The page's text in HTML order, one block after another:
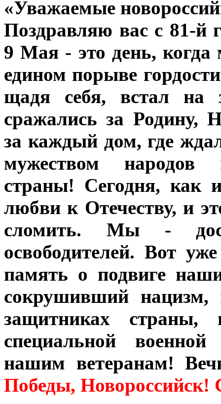
«Уважаемые
Поздравляю вас с 81-й
9 Мая - это день,
едином порыве
щадя себя, встал на
сражались за Родину,
за каждый дом, где
мужеством народов
страны! Сегодня,
любви к Отечеству, и
сломить. Мы -
освободителей. Вот
память о подвиге
сокрушивший
защитниках страны,
специальной
нашим ветеранам!
Победы, Новороссийск!